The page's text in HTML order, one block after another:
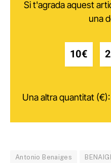
Si t'agrada aquest
una
10€
Una altra quantitat (€):
Antonio Benaiges